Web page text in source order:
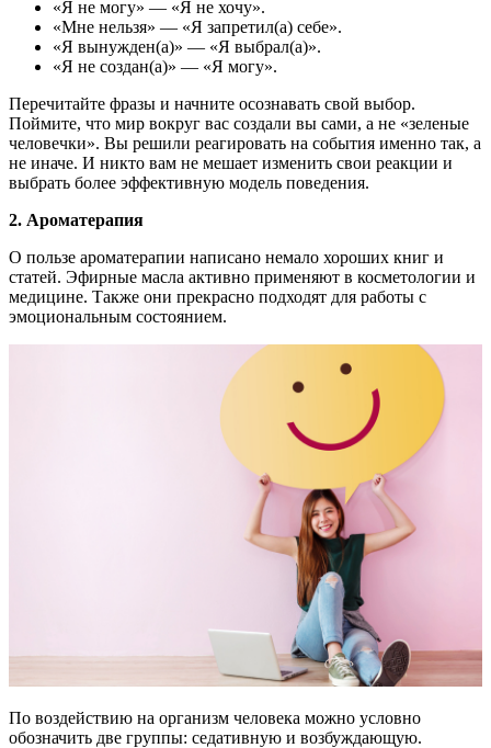
«Я не могу» — «Я не хочу».
«Мне нельзя» — «Я запретил(а) себе».
«Я вынужден(а)» — «Я выбрал(а)».
«Я не создан(а)» — «Я могу».
Перечитайте фразы и начните осознавать свой выбор.
Поймите, что мир вокруг вас создали вы сами, а не «зеленые
человечки». Вы решили реагировать на события именно так, а
не иначе. И никто вам не мешает изменить свои реакции и
выбрать более эффективную модель поведения.
2. Ароматерапия
О пользе ароматерапии написано немало хороших книг и
статей. Эфирные масла активно применяют в косметологии и
медицине. Также они прекрасно подходят для работы с
эмоциональным состоянием.
По воздействию на организм человека можно условно
обозначить две группы: седативную и возбуждающую.